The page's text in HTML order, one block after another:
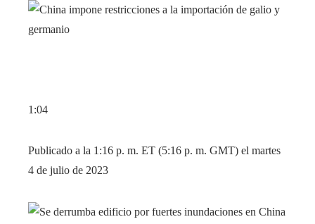
1:04
Publicado a la 1:16 p. m. ET (5:16 p. m. GMT) el martes
4 de julio de 2023